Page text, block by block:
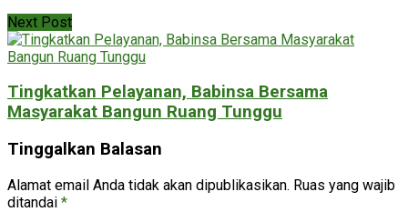
Next Post
Tingkatkan Pelayanan, Babinsa Bersama
Masyarakat Bangun Ruang Tunggu
Tinggalkan Balasan
Alamat email Anda tidak akan dipublikasikan. Ruas yang wajib
ditandai *